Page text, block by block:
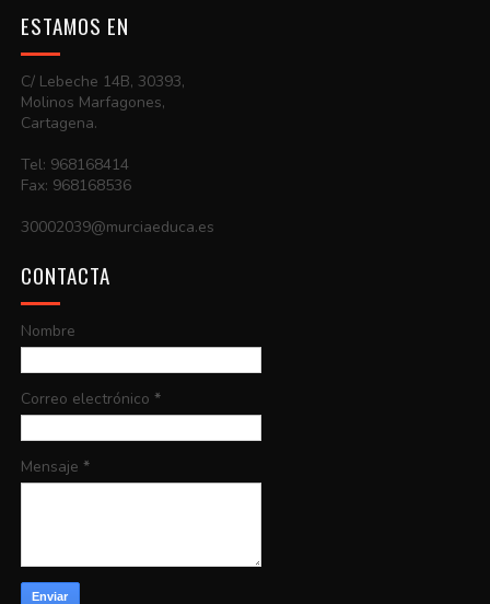
ESTAMOS EN
C/ Lebeche 14B, 30393,
Molinos Marfagones,
Cartagena.
Tel: 968168414
Fax: 968168536
30002039@murciaeduca.es
CONTACTA
Nombre
Correo electrónico *
Mensaje *